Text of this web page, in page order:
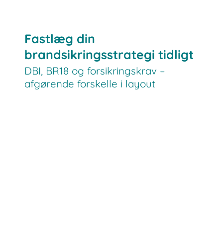
Fastlæg din
brandsikringsstrategi tidligt
DBI, BR18 og forsikringskrav –
afgørende forskelle i layout